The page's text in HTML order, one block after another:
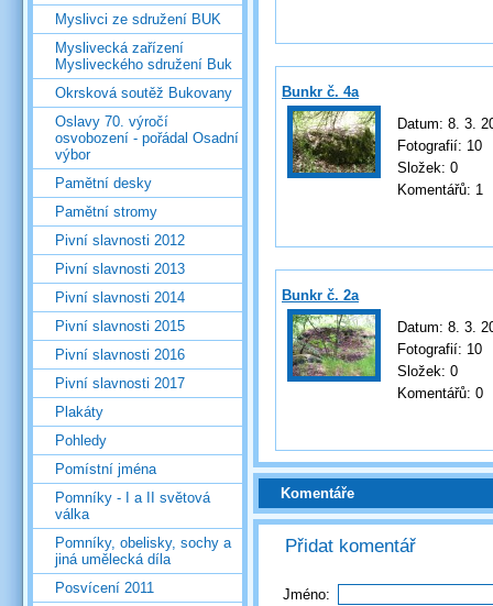
Bunkr č. 4a
Datum: 8. 3.
Fotografií: 10
Složek: 0
Komentářů: 1
Bunkr č. 2a
Datum: 8. 3.
Fotografií: 10
Složek: 0
Komentářů: 0
Komentáře
Přidat komentář
Jméno:
Myslivci ze sdružení BUK
Myslivecká zařízení
Mysliveckého sdružení Buk
Okrsková soutěž Bukovany
Oslavy 70. výročí
osvobození - pořádal Osadní
výbor
Pamětní desky
Pamětní stromy
Pivní slavnosti 2012
Pivní slavnosti 2013
Pivní slavnosti 2014
Pivní slavnosti 2015
Pivní slavnosti 2016
Pivní slavnosti 2017
Plakáty
Pohledy
Pomístní jména
Pomníky - I a II světová
válka
Pomníky, obelisky, sochy a
jiná umělecká díla
Posvícení 2011